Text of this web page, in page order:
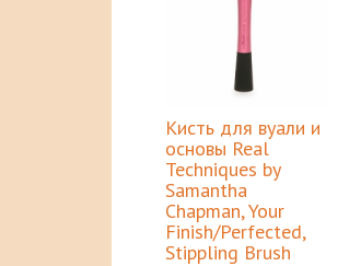
Кисть для вуали и
основы Real
Techniques by
Samantha
Chapman, Your
Finish/Perfected,
Stippling Brush